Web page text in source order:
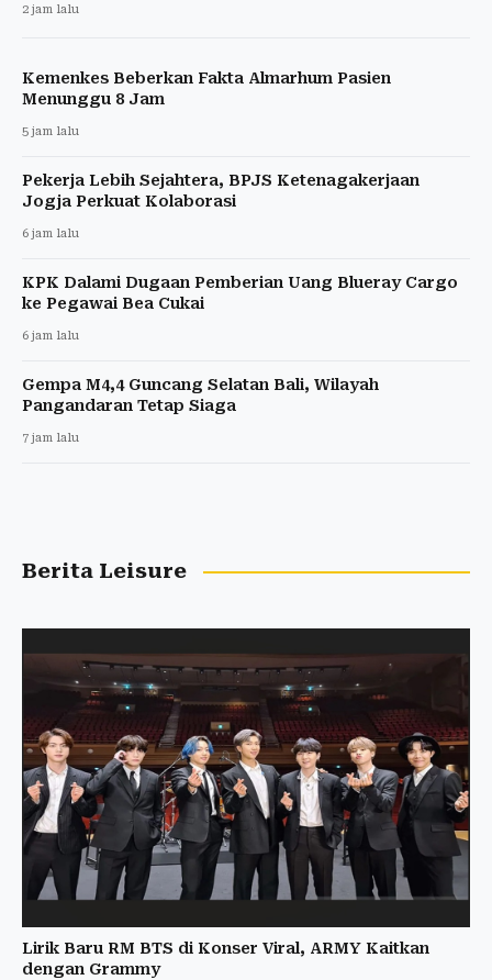
2 jam lalu
Kemenkes Beberkan Fakta Almarhum Pasien
Menunggu 8 Jam
5 jam lalu
Pekerja Lebih Sejahtera, BPJS Ketenagakerjaan
Jogja Perkuat Kolaborasi
6 jam lalu
KPK Dalami Dugaan Pemberian Uang Blueray Cargo
ke Pegawai Bea Cukai
6 jam lalu
Gempa M4,4 Guncang Selatan Bali, Wilayah
Pangandaran Tetap Siaga
7 jam lalu
Berita Leisure
Lirik Baru RM BTS di Konser Viral, ARMY Kaitkan
dengan Grammy